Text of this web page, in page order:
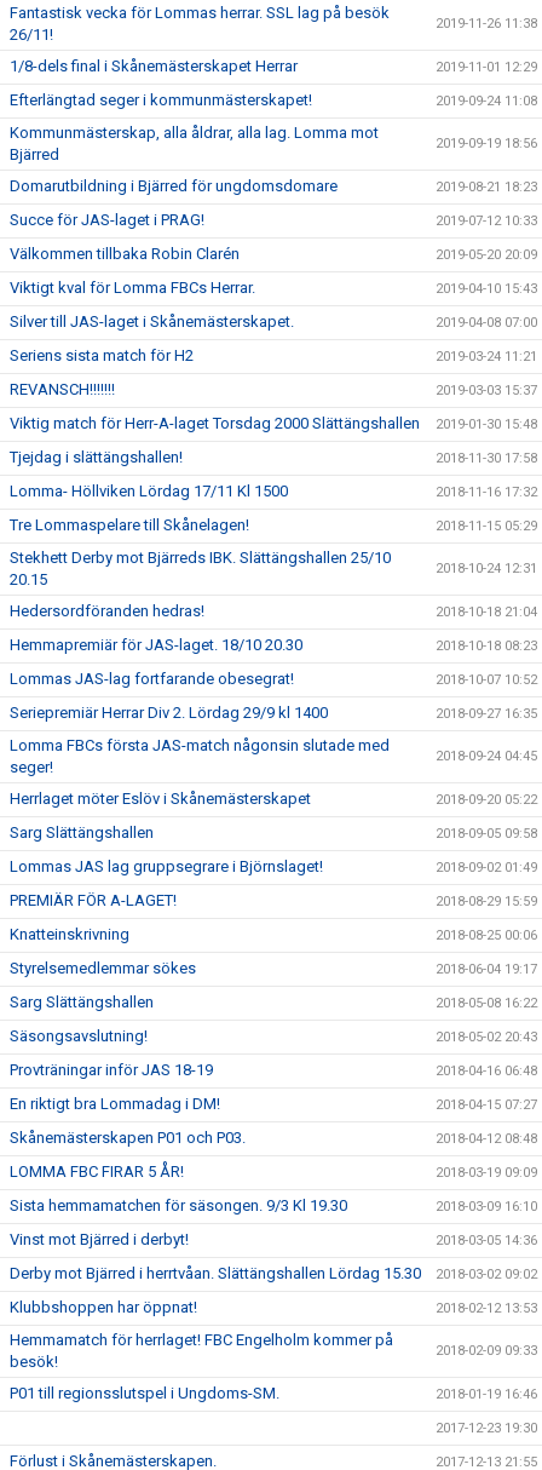
Fantastisk vecka för Lommas herrar. SSL lag på besök
26/11!
2019-11-26 11:38
1/8-dels final i Skånemästerskapet Herrar 2019-11-01 12:29
Efterlängtad seger i kommunmästerskapet! 2019-09-24 11:08
Kommunmästerskap, alla åldrar, alla lag. Lomma mot
Bjärred
2019-09-19 18:56
Domarutbildning i Bjärred för ungdomsdomare 2019-08-21 18:23
Succe för JAS-laget i PRAG! 2019-07-12 10:33
Välkommen tillbaka Robin Clarén 2019-05-20 20:09
Viktigt kval för Lomma FBCs Herrar. 2019-04-10 15:43
Silver till JAS-laget i Skånemästerskapet. 2019-04-08 07:00
Seriens sista match för H2 2019-03-24 11:21
REVANSCH!!!!!!! 2019-03-03 15:37
Viktig match för Herr-A-laget Torsdag 2000 Slättängshallen 2019-01-30 15:48
Tjejdag i slättängshallen! 2018-11-30 17:58
Lomma- Höllviken Lördag 17/11 Kl 1500 2018-11-16 17:32
Tre Lommaspelare till Skånelagen! 2018-11-15 05:29
Stekhett Derby mot Bjärreds IBK. Slättängshallen 25/10
20.15
2018-10-24 12:31
Hedersordföranden hedras! 2018-10-18 21:04
Hemmapremiär för JAS-laget. 18/10 20.30 2018-10-18 08:23
Lommas JAS-lag fortfarande obesegrat! 2018-10-07 10:52
Seriepremiär Herrar Div 2. Lördag 29/9 kl 1400 2018-09-27 16:35
Lomma FBCs första JAS-match någonsin slutade med
seger!
2018-09-24 04:45
Herrlaget möter Eslöv i Skånemästerskapet 2018-09-20 05:22
Sarg Slättängshallen 2018-09-05 09:58
Lommas JAS lag gruppsegrare i Björnslaget! 2018-09-02 01:49
PREMIÄR FÖR A-LAGET! 2018-08-29 15:59
Knatteinskrivning 2018-08-25 00:06
Styrelsemedlemmar sökes 2018-06-04 19:17
Sarg Slättängshallen 2018-05-08 16:22
Säsongsavslutning! 2018-05-02 20:43
Provträningar inför JAS 18-19 2018-04-16 06:48
En riktigt bra Lommadag i DM! 2018-04-15 07:27
Skånemästerskapen P01 och P03. 2018-04-12 08:48
LOMMA FBC FIRAR 5 ÅR! 2018-03-19 09:09
Sista hemmamatchen för säsongen. 9/3 Kl 19.30 2018-03-09 16:10
Vinst mot Bjärred i derbyt! 2018-03-05 14:36
Derby mot Bjärred i herrtvåan. Slättängshallen Lördag 15.30 2018-03-02 09:02
Klubbshoppen har öppnat! 2018-02-12 13:53
Hemmamatch för herrlaget! FBC Engelholm kommer på
besök!
2018-02-09 09:33
P01 till regionsslutspel i Ungdoms-SM. 2018-01-19 16:46
2017-12-23 19:30
Förlust i Skånemästerskapen. 2017-12-13 21:55